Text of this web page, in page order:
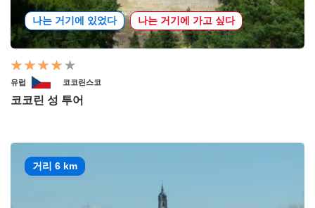
나는 거기에 있었다 나는 거기에 가고 싶다
유럽 코코린스코
코코린 성 투어
거리 6 km